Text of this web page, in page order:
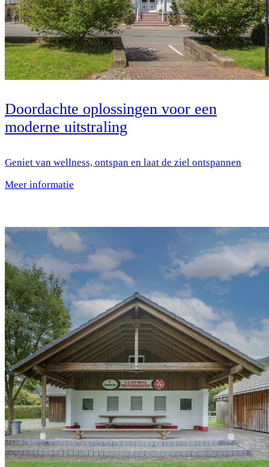
Doordachte oplossingen voor een
moderne uitstraling
Geniet van wellness, ontspan en laat de ziel ontspannen
Meer informatie